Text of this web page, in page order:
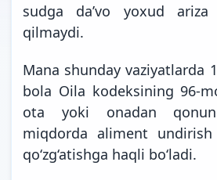
sudga da’vo yoxud
qilmaydi.
Mana shunday vaziyatlarda
bola Oila kodeksining 96-
ota yoki onadan
miqdorda aliment undirish
qo‘zg‘atishga haqli bo‘ladi.